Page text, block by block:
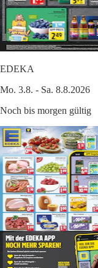
EDEKA
Mo. 3.8. - Sa. 8.8.2026
Noch bis morgen gültig